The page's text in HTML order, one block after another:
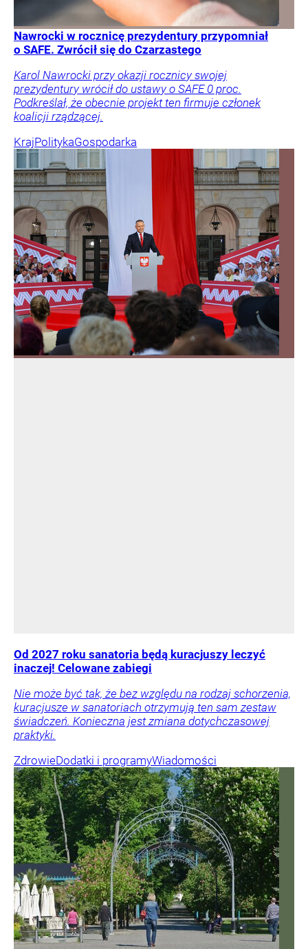
Nawrocki w rocznicę prezydentury przypomniał
o SAFE. Zwrócił się do Czarzastego
Karol Nawrocki przy okazji rocznicy swojej
prezydentury wrócił do ustawy o SAFE 0 proc.
Podkreślał, że obecnie projekt ten firmuje członek
koalicji rządzącej.
KrajPolitykaGospodarka
Od 2027 roku sanatoria będą kuracjuszy leczyć
inaczej! Celowane zabiegi
Nie może być tak, że bez względu na rodzaj schorzenia,
kuracjusze w sanatoriach otrzymują ten sam zestaw
świadczeń. Konieczna jest zmiana dotychczasowej
praktyki.
ZdrowieDodatki i programyWiadomości